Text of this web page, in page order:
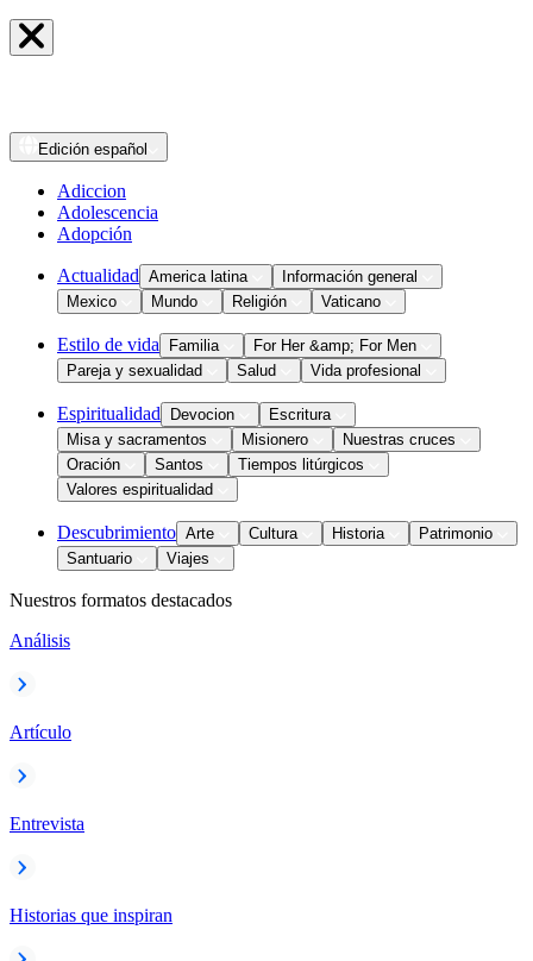
Edición español
Adiccion
Adolescencia
Adopción
Actualidad America latina
Información general
Mexico
Mundo Religión Vaticano
Estilo de vida Familia
For Her &amp; For Men
Pareja y sexualidad
Salud Vida profesional
Espiritualidad Devocion
Escritura
Misa y sacramentos
Misionero
Nuestras cruces
Oración
Santos
Tiempos litúrgicos
Valores espiritualidad
Descubrimiento Arte Cultura Historia
Patrimonio
Santuario
Viajes
Nuestros formatos destacados
Análisis
Artículo
Entrevista
Historias que inspiran